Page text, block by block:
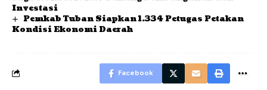
Investasi
Pemkab Tuban Siapkan 1.334 Petugas Petakan
Kondisi Ekonomi Daerah
Facebook